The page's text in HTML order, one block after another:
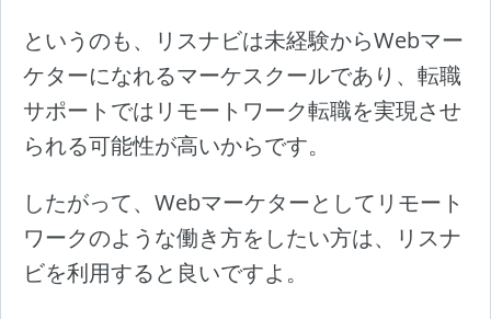
というのも、リスナビは未経験からWebマー
ケターになれるマーケスクールであり、転職
サポートではリモートワーク転職を実現させ
られる可能性が高いからです。
したがって、Webマーケターとしてリモート
ワークのような働き方をしたい方は、リスナ
ビを利用すると良いですよ。